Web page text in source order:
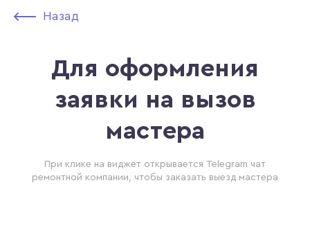
Назад
Для оформления
заявки на вызов
мастера
При клике на виджет открывается Telegram чат
ремонтной компании, чтобы заказать выезд мастера